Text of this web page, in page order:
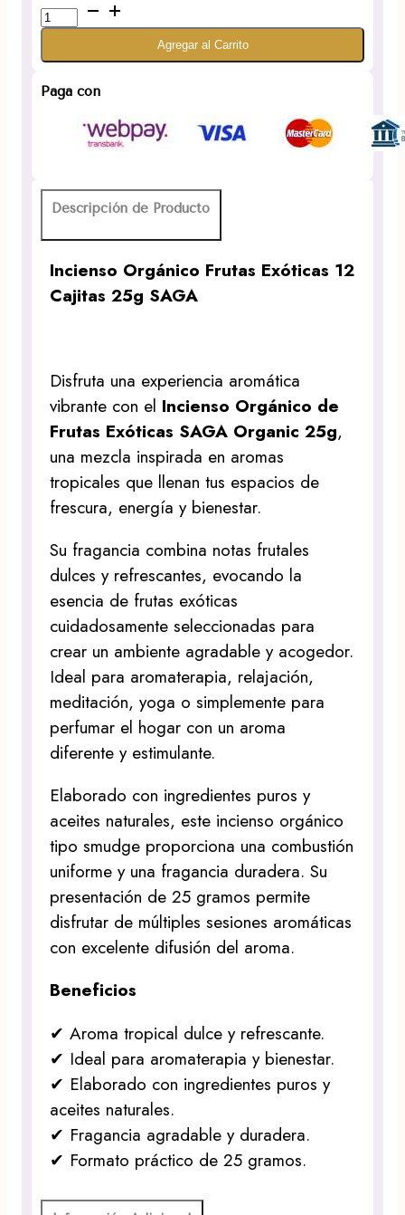
Incienso
Orgánico
12
cantidad
Agregar al Carrito
Paga con
Descripción de Producto
Incienso Orgánico Frutas Exóticas 12
Cajitas 25g SAGA
Disfruta una experiencia aromática
vibrante con el Incienso Orgánico de
Frutas Exóticas SAGA Organic 25g,
una mezcla inspirada en aromas
tropicales que llenan tus espacios de
frescura, energía y bienestar.
Su fragancia combina notas frutales
dulces y refrescantes, evocando la
esencia de frutas exóticas
cuidadosamente seleccionadas para
crear un ambiente agradable y acogedor.
Ideal para aromaterapia, relajación,
meditación, yoga o simplemente para
perfumar el hogar con un aroma
diferente y estimulante.
Elaborado con ingredientes puros y
aceites naturales, este incienso orgánico
tipo smudge proporciona una combustión
uniforme y una fragancia duradera. Su
presentación de 25 gramos permite
disfrutar de múltiples sesiones aromáticas
con excelente difusión del aroma.
Beneficios
✔ Aroma tropical dulce y refrescante.
✔ Ideal para aromaterapia y bienestar.
✔ Elaborado con ingredientes puros y
aceites naturales.
✔ Fragancia agradable y duradera.
✔ Formato práctico de 25 gramos.